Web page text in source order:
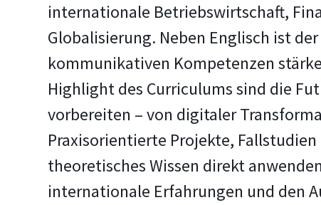
internationale Betriebswirtschaft,
Globalisierung. Neben Englisch ist
kommunikativen Kompetenzen
Highlight des Curriculums sind die
vorbereiten – von digitaler
Praxisorientierte Projekte,
theoretisches Wissen direkt
internationale Erfahrungen und den